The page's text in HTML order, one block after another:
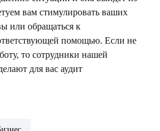
вам стимулировать ваших
или обращаться к
помощью. Если не
то сотрудники нашей
для вас аудит